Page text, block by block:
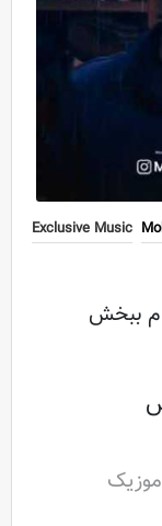
Exclusive Music
ببخش
موزیک